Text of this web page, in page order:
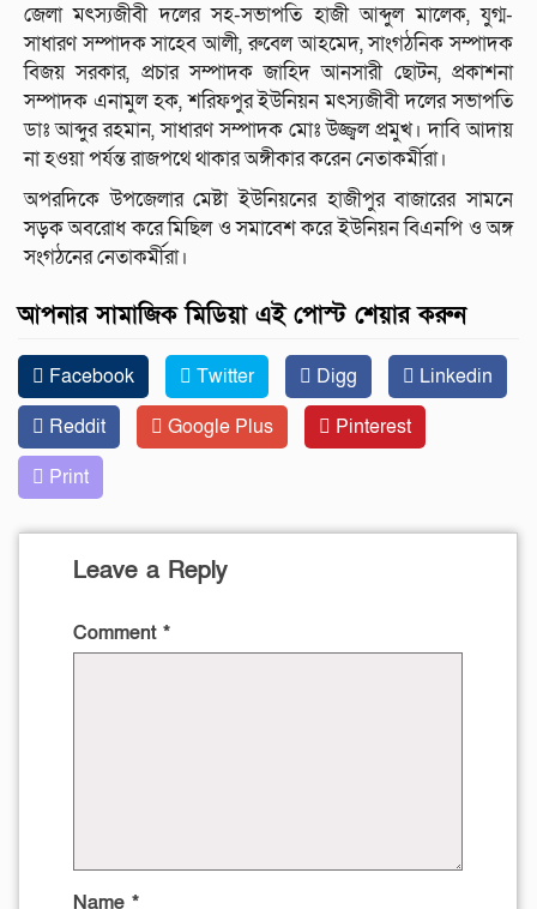
জেলা মৎস্যজীবী দলের সহ-সভাপতি হাজী আব্দুল মালেক, যুগ্ম-
সাধারণ সম্পাদক সাহেব আলী, রুবেল আহমেদ, সাংগঠনিক সম্পাদক
বিজয় সরকার, প্রচার সম্পাদক জাহিদ আনসারী ছোটন, প্রকাশনা
সম্পাদক এনামুল হক, শরিফপুর ইউনিয়ন মৎস্যজীবী দলের সভাপতি
ডাঃ আব্দুর রহমান, সাধারণ সম্পাদক মোঃ উজ্জ্বল প্রমুখ। দাবি আদায়
না হওয়া পর্যন্ত রাজপথে থাকার অঙ্গীকার করেন নেতাকর্মীরা।
অপরদিকে উপজেলার মেষ্টা ইউনিয়নের হাজীপুর বাজারের সামনে
সড়ক অবরোধ করে মিছিল ও সমাবেশ করে ইউনিয়ন বিএনপি ও অঙ্গ
সংগঠনের নেতাকর্মীরা।
আপনার সামাজিক মিডিয়া এই পোস্ট শেয়ার করুন
Facebook Twitter Digg
Linkedin
Reddit
Google Plus
Pinterest
Print
Leave a Reply
Comment *
Name *